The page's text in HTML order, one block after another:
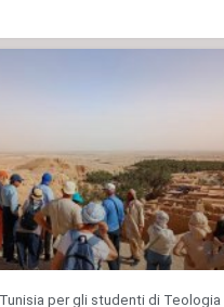
per gli studenti di Teologia